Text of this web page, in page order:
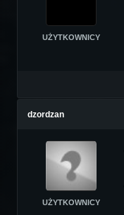
UŻYTKOWNICY
dzordzan
UŻYTKOWNICY